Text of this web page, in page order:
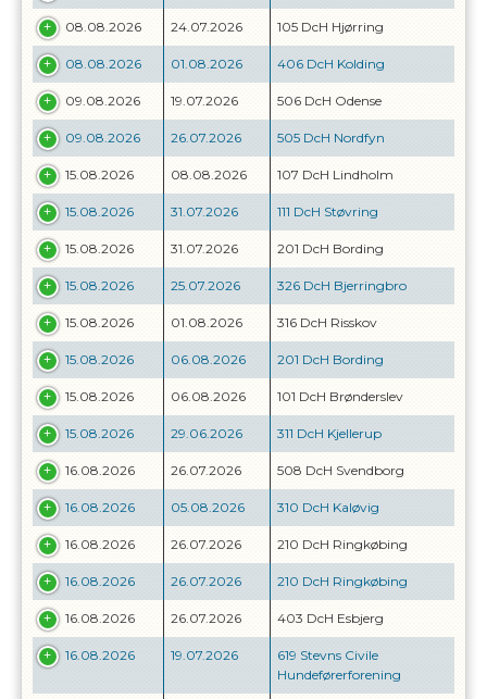
08.08.2026 24.07.2026 105 DcH Hjørring
08.08.2026 01.08.2026 406 DcH Kolding
09.08.2026 19.07.2026 506 DcH Odense
09.08.2026 26.07.2026 505 DcH Nordfyn
15.08.2026 08.08.2026 107 DcH Lindholm
15.08.2026 31.07.2026 111 DcH Støvring
15.08.2026 31.07.2026 201 DcH Bording
15.08.2026 25.07.2026 326 DcH Bjerringbro
15.08.2026 01.08.2026 316 DcH Risskov
15.08.2026 06.08.2026 201 DcH Bording
15.08.2026 06.08.2026 101 DcH Brønderslev
15.08.2026 29.06.2026 311 DcH Kjellerup
16.08.2026 26.07.2026 508 DcH Svendborg
16.08.2026 05.08.2026 310 DcH Kaløvig
16.08.2026 26.07.2026 210 DcH Ringkøbing
16.08.2026 26.07.2026 210 DcH Ringkøbing
16.08.2026 26.07.2026 403 DcH Esbjerg
16.08.2026 19.07.2026
619 Stevns Civile
Hundeførerforening